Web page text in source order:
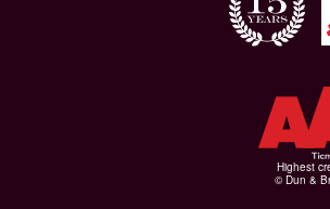
Highest
© Dun &